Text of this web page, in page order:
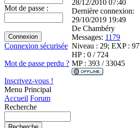
Mot de passe :
Connexion sécurisée
Mot de passe perdu ?
Inscrivez-vous !
Menu Principal
Accueil Forum
Recherche
28/12/2010 07:40
Dernière connexion:
29/10/2019 19:49
De Chambéry
Messages: 1179
Niveau : 29; EXP : 97
HP : 0 / 724
MP : 393 / 33045